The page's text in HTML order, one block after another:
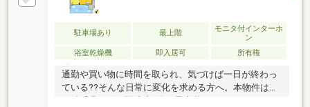
駐車場あり 最上階
モニタ付インターホ
ン
浴室乾燥機
即入居可 所有権
通勤や買い物に時間を取られ、気づけば一日が終わっ
ている??そんな日常に変化を求める方へ。本物件は地